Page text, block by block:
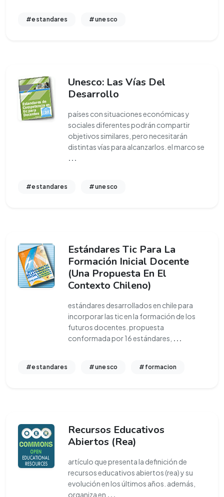
#estandares #unesco
Unesco: Las Vías Del
Desarrollo
países con situaciones económicas y
sociales diferentes podrán compartir
objetivos similares, pero necesitarán
distintas vías para alcanzarlos. el marco se
...
#estandares #unesco
Estándares Tic Para La
Formación Inicial Docente
(Una Propuesta En El
Contexto Chileno)
estándares desarrollados en chile para
incorporar las tic en la formación de los
futuros docentes. propuesta
conformada por 16 estándares, ...
#estandares #unesco #formacion
Recursos Educativos
Abiertos (Rea)
artículo que presenta la definición de
recursos educativos abiertos (rea) y su
evolución en los últimos años. además,
organiza en ...